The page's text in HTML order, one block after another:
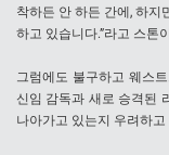
착하든 안 하든 간에, 하지
하고 있습니다.”라고 스톤
그럼에도 불구하고 웨스
신임 감독과 새로 승격된
나아가고 있는지 우려하고